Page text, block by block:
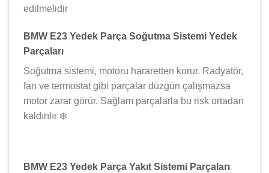
edilmelidir
BMW E23 Yedek Parça Soğutma Sistemi Yedek
Parçaları
Soğutma sistemi, motoru hararetten korur. Radyatör,
fan ve termostat gibi parçalar düzgün çalışmazsa
motor zarar görür. Sağlam parçalarla bu risk ortadan
kaldırılır ❄️
BMW E23 Yedek Parça Yakıt Sistemi Parçaları